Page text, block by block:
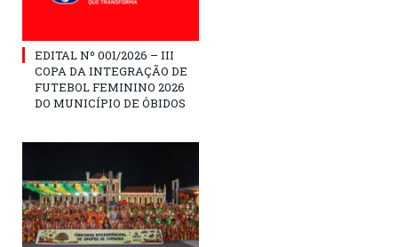
EDITAL Nº 001/2026 – III
COPA DA INTEGRAÇÃO DE
FUTEBOL FEMININO 2026
DO MUNICÍPIO DE ÓBIDOS